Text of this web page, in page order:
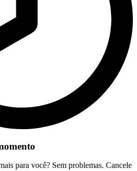
para você? Sem problemas. Cancele